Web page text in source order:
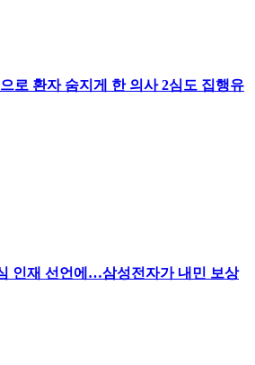
로 환자 숨지게 한 의사 2심도 집행유
인재 선언에…삼성전자가 내민 보상